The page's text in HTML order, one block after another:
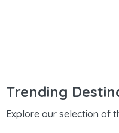
Trending
Explore our selection of